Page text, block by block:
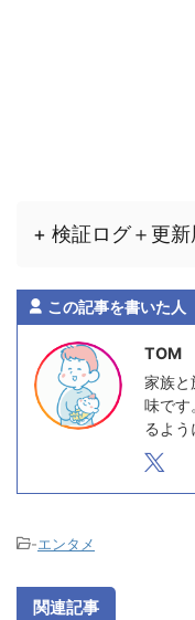
+ 検証ログ＋更新
この記事を書いた人
TOM
家族と
味です
るよう
-エンタメ
関連記事